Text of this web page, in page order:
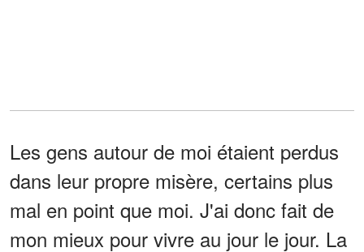
Les gens autour de moi étaient perdus
dans leur propre misère, certains plus
mal en point que moi. J'ai donc fait de
mon mieux pour vivre au jour le jour. La